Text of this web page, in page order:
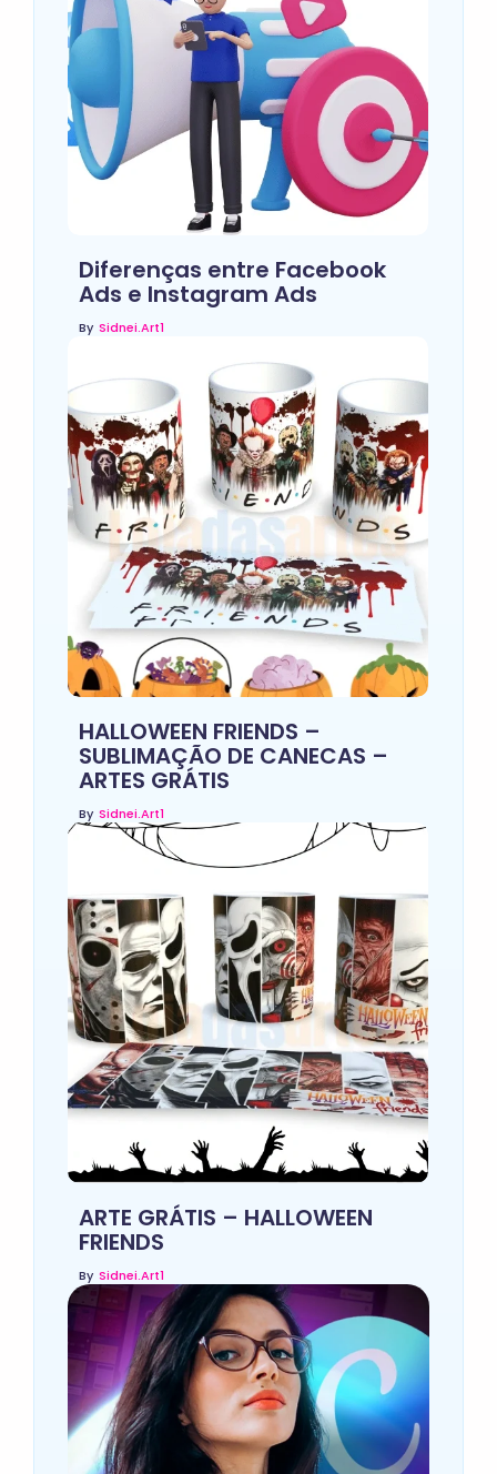
Diferenças entre Facebook
Ads e Instagram Ads
By Sidnei.art1
HALLOWEEN FRIENDS –
SUBLIMAÇÃO DE CANECAS –
ARTES GRÁTIS
By Sidnei.art1
ARTE GRÁTIS – HALLOWEEN
FRIENDS
By Sidnei.art1